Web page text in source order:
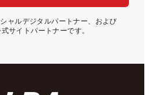
ャルデジタルパートナー、および
サイトパートナーです。